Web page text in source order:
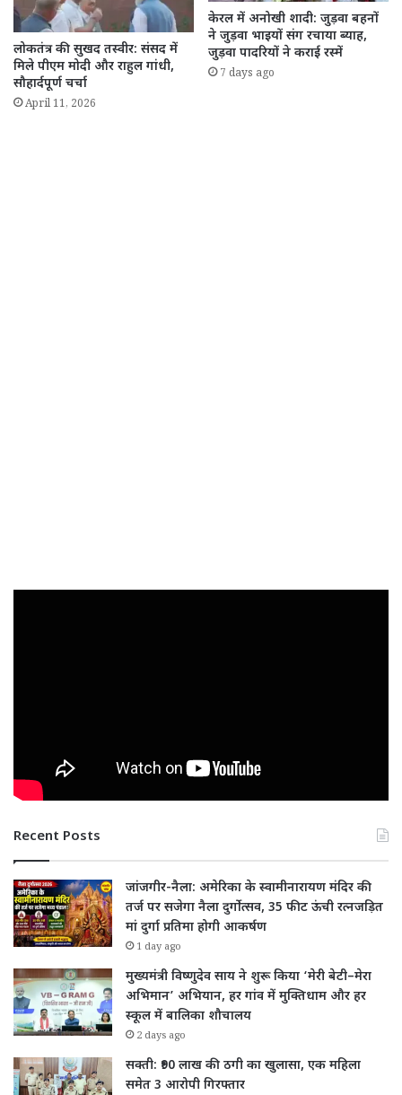
लोकतंत्र की सुखद तस्वीर: संसद में
मिले पीएम मोदी और राहुल गांधी,
सौहार्दपूर्ण चर्चा
April 11, 2026
केरल में अनोखी शादी: जुड़वा बहनों
ने जुड़वा भाइयों संग रचाया ब्याह,
जुड़वा पादरियों ने कराई रस्में
7 days ago
Recent Posts
जांजगीर-नैला: अमेरिका के स्वामीनारायण मंदिर की
तर्ज पर सजेगा नैला दुर्गोत्सव, 35 फीट ऊंची रत्नजड़ित
मां दुर्गा प्रतिमा होगी आकर्षण
1 day ago
मुख्यमंत्री विष्णुदेव साय ने शुरू किया ‘मेरी बेटी–मेरा
अभिमान’ अभियान, हर गांव में मुक्तिधाम और हर
स्कूल में बालिका शौचालय
2 days ago
सक्ती: ₹90 लाख की ठगी का खुलासा, एक महिला
समेत 3 आरोपी गिरफ्तार